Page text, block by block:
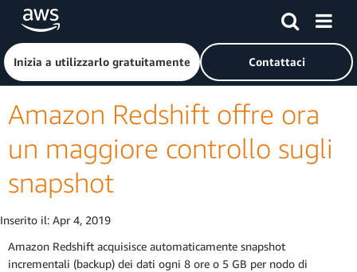
Passa al contenuto principale
Fai clic qui per tornare alla home page di Amazon Web
Inizia a utilizzarlo gratuitamente Contattaci
Amazon Redshift offre ora
un maggiore controllo sugli
snapshot
Inserito il: Apr 4, 2019
Amazon Redshift acquisisce automaticamente snapshot
incrementali (backup) dei dati ogni 8 ore o 5 GB per nodo di